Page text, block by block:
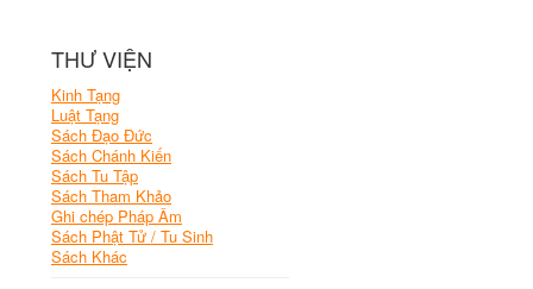
THƯ VIỆN
Kinh Tạng
Luật Tạng
Sách Đạo Đức
Sách Chánh Kiến
Sách Tu Tập
Sách Tham Khảo
Ghi chép Pháp Âm
Sách Phật Tử / Tu Sinh
Sách Khác